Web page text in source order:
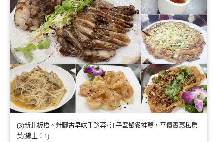
(3)新北板橋。灶腳古早味手路菜~江子翠聚餐推薦，平價實惠私房
菜(線上：1)